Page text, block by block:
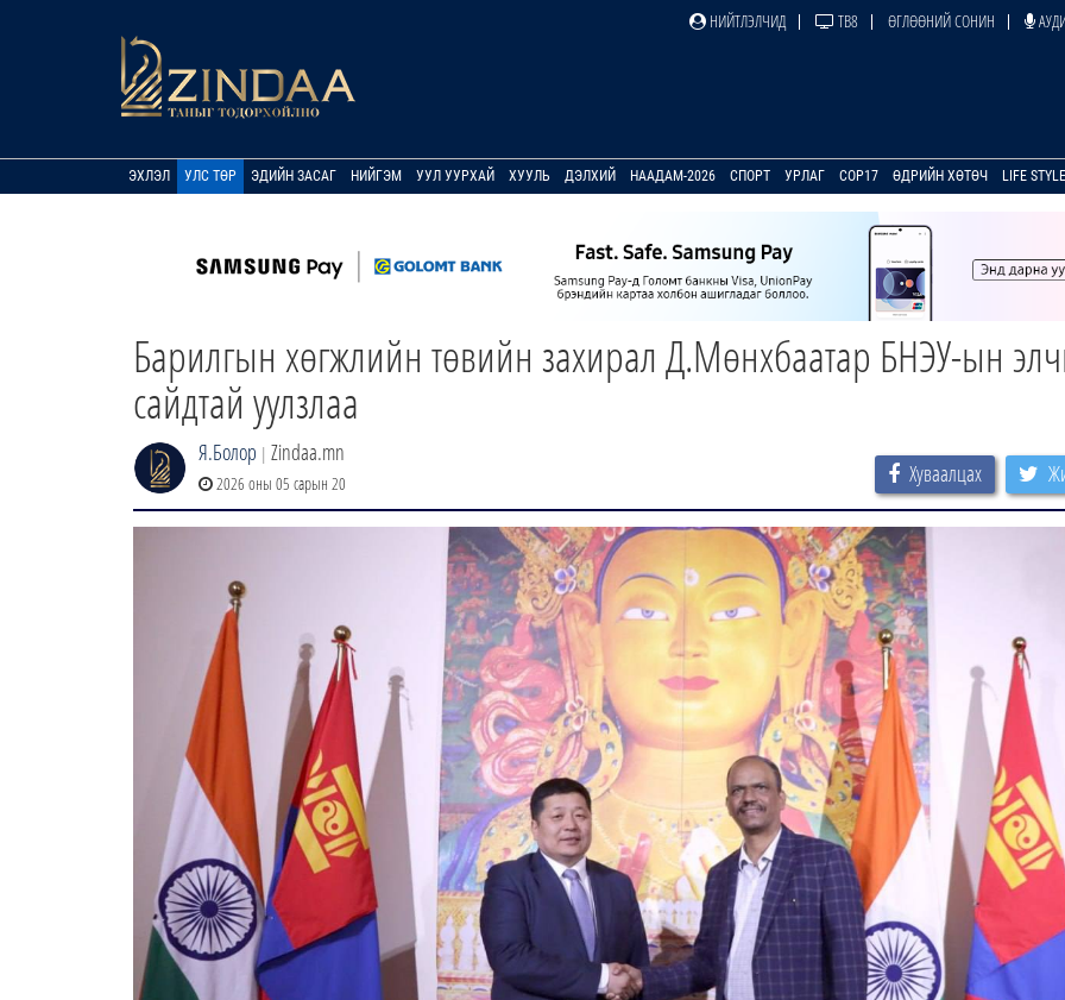
НИЙТЛЭЛЧИД ТВ8 ӨГЛӨӨНИЙ СОНИН
ЭХЛЭЛ УЛС ТӨР ЭДИЙН ЗАСАГ НИЙГЭМ УУЛ УУРХАЙ ХУУЛЬ ДЭЛХИЙ НААДАМ-2026 СПОРТ УРЛАГ COP17 ӨДРИЙН ХӨТӨЧ LIFE STYLE
Барилгын хөгжлийн төвийн захирал Д.Мөнхбаатар БНЭУ-ын
сайдтай уулзлаа
Я.Болор | Zindaa.mn
2026 оны 05 сарын 20 Хуваалцах